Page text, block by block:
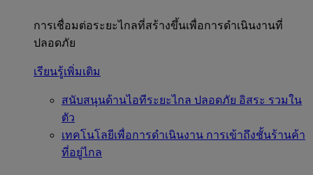
การเชื่อมต่อระยะไกลที่สร้างขึ้นเพื่อการดำเนินงานที่
ปลอดภัย
เรียนรู้เพิ่มเติม
สนับสนุนด้านไอทีระยะไกล ปลอดภัย อิสระ รวมใน
ตัว
เทคโนโลยีเพื่อการดำเนินงาน การเข้าถึงชั้นร้านค้า
ที่อยู่ไกล